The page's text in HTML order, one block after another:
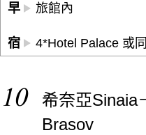
早 旅館內
宿
4*Hotel Palace 或
10
希奈亞Sinaia
Brasov